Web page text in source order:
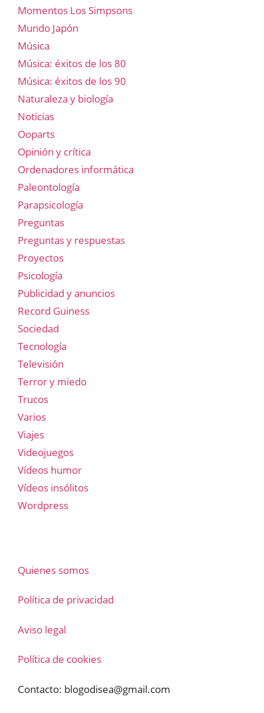
Momentos Los Simpsons
Mundo Japón
Música
Música: éxitos de los 80
Música: éxitos de los 90
Naturaleza y biología
Noticias
Ooparts
Opinión y crítica
Ordenadores informática
Paleontología
Parapsicología
Preguntas
Preguntas y respuestas
Proyectos
Psicología
Publicidad y anuncios
Record Guiness
Sociedad
Tecnología
Televisión
Terror y miedo
Trucos
Varios
Viajes
Videojuegos
Vídeos humor
Vídeos insólitos
Wordpress
Quienes somos
Política de privacidad
Aviso legal
Política de cookies
Contacto: blogodisea@gmail.com